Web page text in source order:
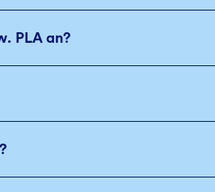
PLA an?